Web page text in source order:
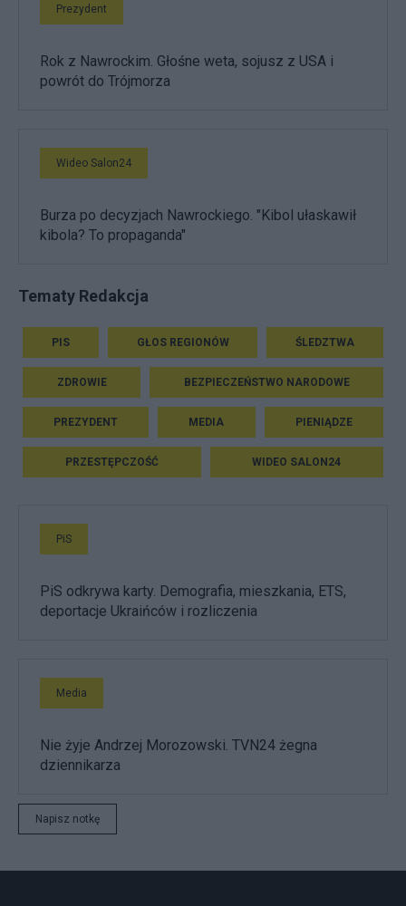
Prezydent
Rok z Nawrockim. Głośne weta, sojusz z USA i
powrót do Trójmorza
Wideo Salon24
Burza po decyzjach Nawrockiego. "Kibol ułaskawił
kibola? To propaganda"
Tematy Redakcja
PIS GŁOS REGIONÓW ŚLEDZTWA
ZDROWIE BEZPIECZEŃSTWO NARODOWE
PREZYDENT MEDIA PIENIĄDZE
PRZESTĘPCZOŚĆ WIDEO SALON24
PiS
PiS odkrywa karty. Demografia, mieszkania, ETS,
deportacje Ukraińców i rozliczenia
Media
Nie żyje Andrzej Morozowski. TVN24 żegna
dziennikarza
Napisz notkę